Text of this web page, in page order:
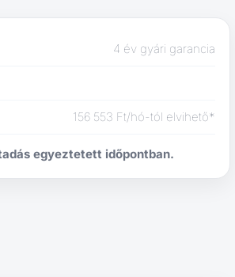
4 év gyári garancia
156 553 Ft/hó-tól elvihető*
egyeztetett időpontban.